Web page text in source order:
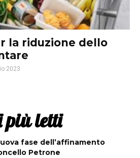
la riduzione dello
2023
più letti
fase dell’affinamento
Petrone